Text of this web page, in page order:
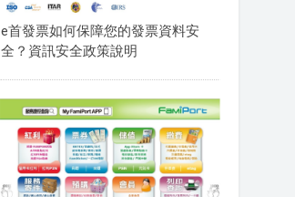
e首發票如何保障您的發票資料安
全？資訊安全政策說明